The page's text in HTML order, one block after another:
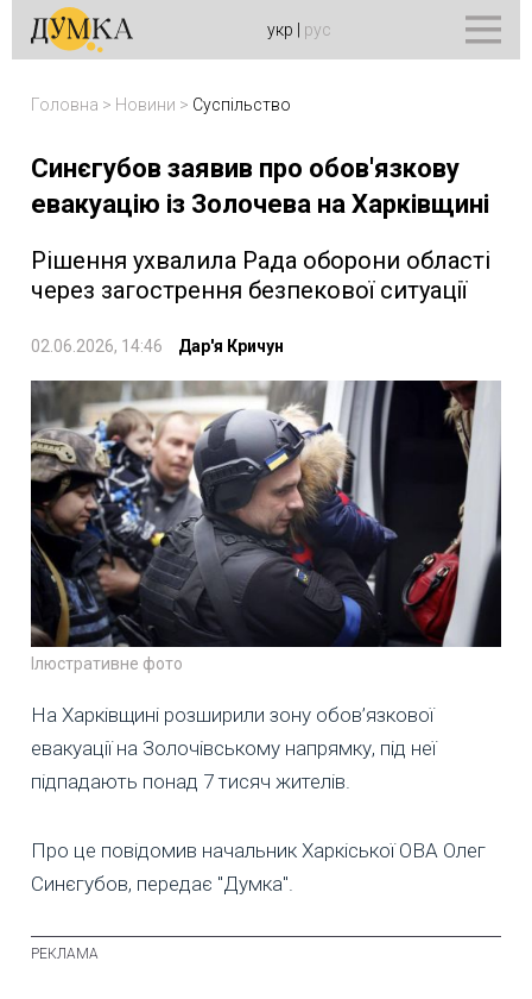
укр рус
Головна > Новини > Суспільство
Синєгубов заявив про обов'язкову
евакуацію із Золочева на Харківщині
Рішення ухвалила Рада оборони області
через загострення безпекової ситуації
02.06.2026, 14:46 Дар'я Кричун
Ілюстративне фото
На Харківщині розширили зону обов’язкової
евакуації на Золочівському напрямку, під неї
підпадають понад 7 тисяч жителів.
Про це повідомив начальник Харкіської ОВА Олег
Синєгубов, передає "Думка".